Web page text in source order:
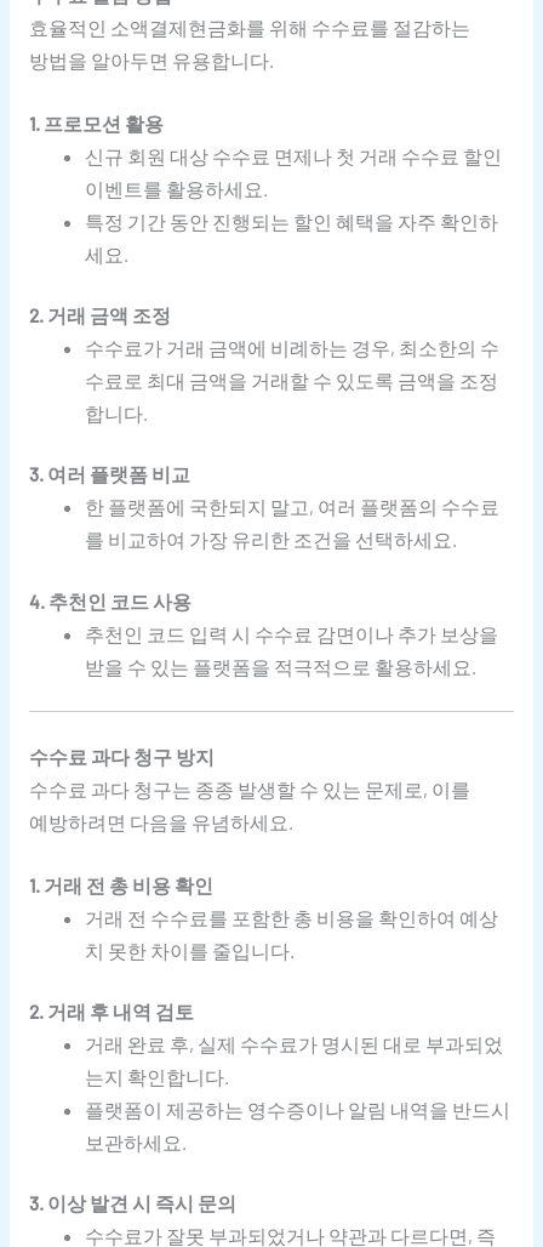
효율적인 소액결제현금화를 위해 수수료를 절감하는
방법을 알아두면 유용합니다.
1. 프로모션 활용
신규 회원 대상 수수료 면제나 첫 거래 수수료 할인
이벤트를 활용하세요.
특정 기간 동안 진행되는 할인 혜택을 자주 확인하
세요.
2. 거래 금액 조정
수수료가 거래 금액에 비례하는 경우, 최소한의 수
수료로 최대 금액을 거래할 수 있도록 금액을 조정
합니다.
3. 여러 플랫폼 비교
한 플랫폼에 국한되지 말고, 여러 플랫폼의 수수료
를 비교하여 가장 유리한 조건을 선택하세요.
4. 추천인 코드 사용
추천인 코드 입력 시 수수료 감면이나 추가 보상을
받을 수 있는 플랫폼을 적극적으로 활용하세요.
수수료 과다 청구 방지
수수료 과다 청구는 종종 발생할 수 있는 문제로, 이를
예방하려면 다음을 유념하세요.
1. 거래 전 총 비용 확인
거래 전 수수료를 포함한 총 비용을 확인하여 예상
치 못한 차이를 줄입니다.
2. 거래 후 내역 검토
거래 완료 후, 실제 수수료가 명시된 대로 부과되었
는지 확인합니다.
플랫폼이 제공하는 영수증이나 알림 내역을 반드시
보관하세요.
3. 이상 발견 시 즉시 문의
수수료가 잘못 부과되었거나 약관과 다르다면, 즉